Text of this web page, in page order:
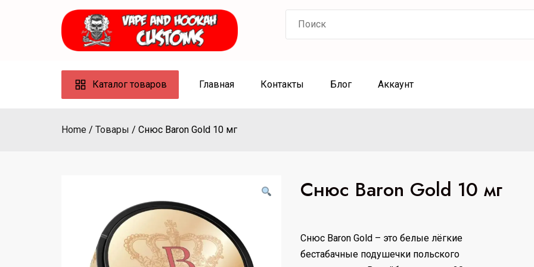
for:
Каталог товаров Главная Контакты Блог Аккаунт
Home Товары Снюс Baron Gold 10 мг
Снюс Baron Gold 10 мг
Снюс Baron Gold – это белые лёгкие
бестабачные подушечки польского